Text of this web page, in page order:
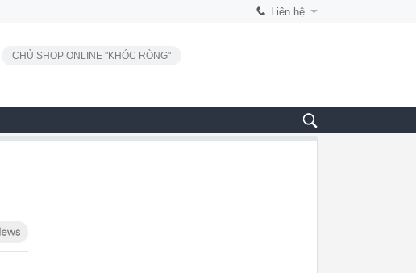
Liên hệ
CHỦ SHOP ONLINE "KHÓC RÒNG"